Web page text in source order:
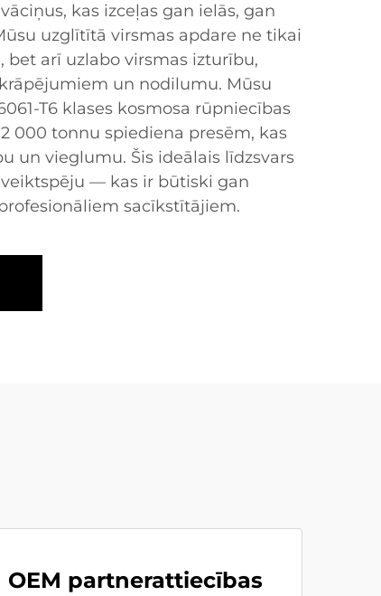
kas izceļas gan ielās, gan
uzglītītā virsmas apdare ne tikai
arī uzlabo virsmas izturību,
un nodilumu. Mūsu
T6 klases kosmosa rūpniecības
000 tonnu spiediena presēm, kas
un vieglumu. Šis ideālais līdzsvars
— kas ir būtiski gan
sacīkstītājiem.
OEM partnerattiecības